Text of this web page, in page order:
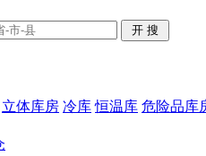
立体库房 冷库 恒温库 危险品库